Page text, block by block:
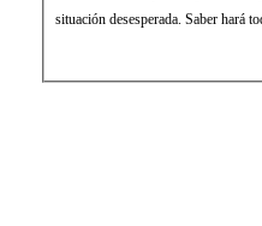
situación desesperada. Saber hará